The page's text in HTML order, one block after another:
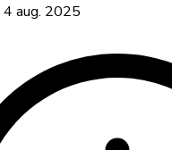
4 aug. 2025